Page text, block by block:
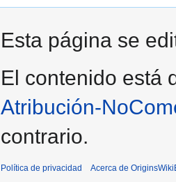
Esta página se
El contenido está
Atribución-
contrario.
Política de privacidad Acerca de